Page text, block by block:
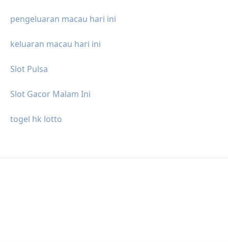
pengeluaran macau hari ini
keluaran macau hari ini
Slot Pulsa
Slot Gacor Malam Ini
togel hk lotto